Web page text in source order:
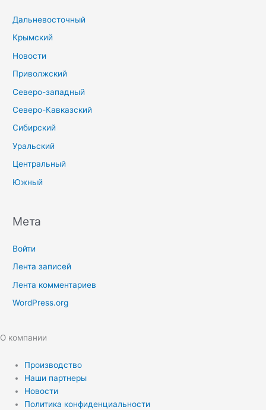
Дальневосточный
Крымский
Новости
Приволжский
Северо-западный
Северо-Кавказский
Сибирский
Уральский
Центральный
Южный
Мета
Войти
Лента записей
Лента комментариев
WordPress.org
О компании
Производство
Наши партнеры
Новости
Политика конфиденциальности